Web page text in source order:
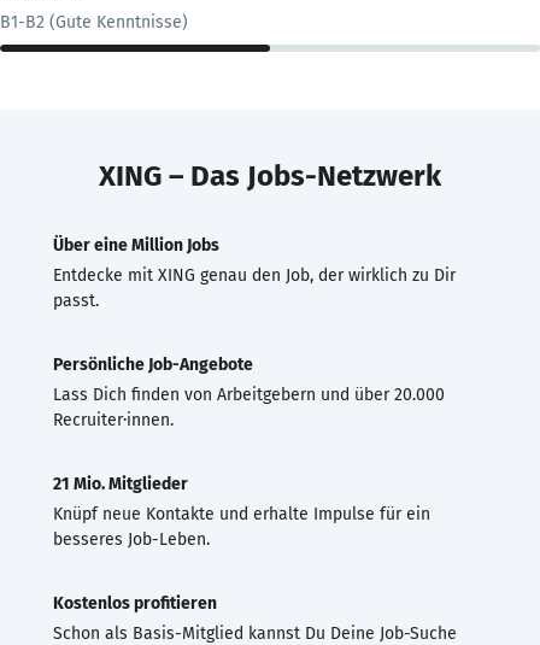
B1-B2 (Gute Kenntnisse)
XING – Das Jobs-Netzwerk
Über eine Million Jobs
Entdecke mit XING genau den Job, der wirklich zu Dir
passt.
Persönliche Job-Angebote
Lass Dich finden von Arbeitgebern und über 20.000
Recruiter·innen.
21 Mio. Mitglieder
Knüpf neue Kontakte und erhalte Impulse für ein
besseres Job-Leben.
Kostenlos profitieren
Schon als Basis-Mitglied kannst Du Deine Job-Suche